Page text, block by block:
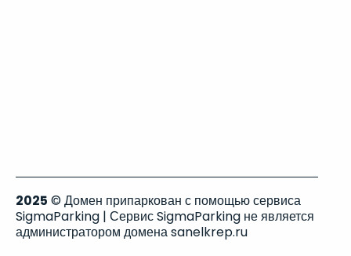
2025 © Домен припаркован с помощью сервиса
SigmaParking | Сервис SigmaParking не является
администратором домена sanelkrep.ru